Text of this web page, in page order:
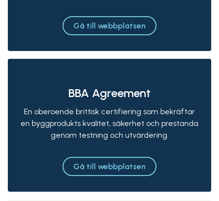
Gå till webbplatsen
BBA Agreement
En oberoende brittisk certifiering som bekräftar
en byggprodukts kvalitet, säkerhet och prestanda
genom testning och utvärdering.
Gå till webbplatsen